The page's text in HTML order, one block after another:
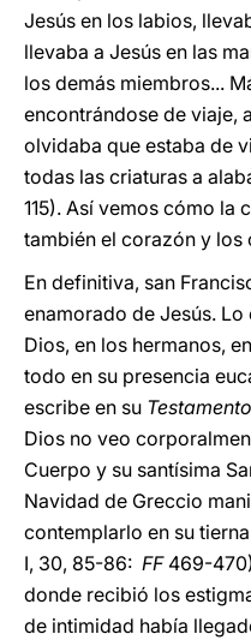
Jesús en los labios,
llevaba a Jesús en las
los demás miembros...
encontrándose de viaje,
olvidaba que estaba de
todas las criaturas a
115). Así vemos cómo la
también el corazón y los
En definitiva, san
enamorado de Jesús.
Dios, en los hermanos,
todo en su presencia
escribe en su Testamento
Dios no veo
Cuerpo y su santísima
Navidad de Greccio
contemplarlo en su
I, 30, 85-86: FF469-
donde recibió los
de intimidad había